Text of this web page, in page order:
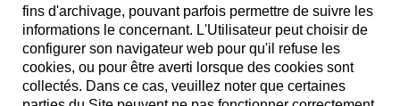
fins d'archivage, pouvant parfois permettre de suivre les
informations le concernant. L'Utilisateur peut choisir de
configurer son navigateur web pour qu'il refuse les
cookies, ou pour être averti lorsque des cookies sont
collectés. Dans ce cas, veuillez noter que certaines